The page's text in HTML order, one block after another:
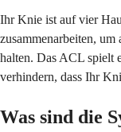
Ihr Knie ist auf vier
zusammenarbeiten,
halten. Das ACL spielt
verhindern, dass Ihr
Was sind die